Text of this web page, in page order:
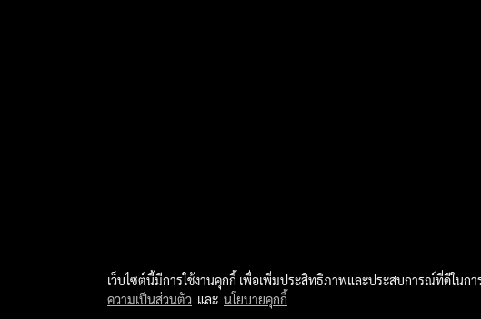
เว็บไซต์นี้มีการใช้งานคุกกี้ เพื่อเพิ่มประสิทธิภาพและประสบการณ์ที่ดีในก
ความเป็นส่วนตัว และ นโยบายคุกกี้